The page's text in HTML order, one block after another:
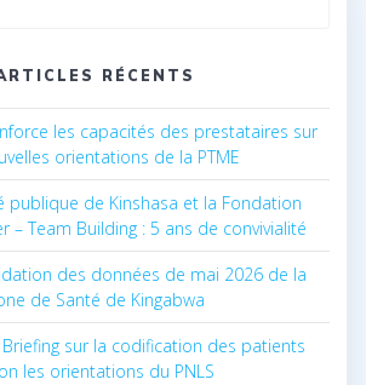
RÉCENTS
les capacités des prestataires sur
orientations de la PTME
publique de Kinshasa et la Fondation
– Team Building : 5 ans de convivialité
des données de mai 2026 de la
de Santé de Kingabwa
Briefing sur la codification des patients
les orientations du PNLS